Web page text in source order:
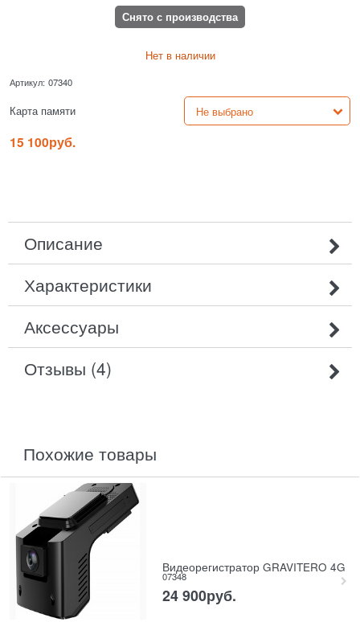
Снято с производства
Нет в наличии
Артикул: 07340
Карта памяти
15 100руб.
Описание
Характеристики
Аксессуары
Отзывы (4)
похожие товары
Видеорегистратор GRAVITERO 4G
07348
24 900руб.